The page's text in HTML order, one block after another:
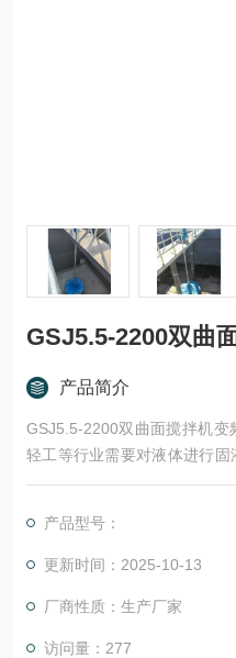
GSJ5.5-2200双曲
产品简介
GSJ5.5-2200双曲面搅拌机变
轻工等行业需要对液体进行固
在污水处理工艺中的混凝池
产品型号：
更新时间：2025-10-13
厂商性质：生产厂家
访问量：277